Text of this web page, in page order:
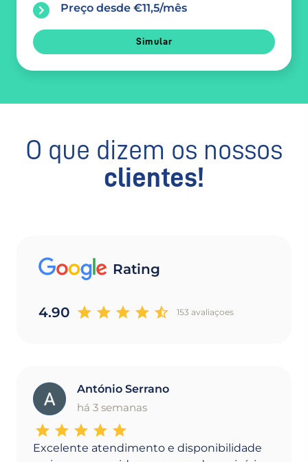
Preço desde €11,5/mês
Simular
O que dizem os nossos
clientes!
Rating
4.90 153 avaliaçoes
A
António Serrano
há 3 semanas
Excelente atendimento e disponibilidade